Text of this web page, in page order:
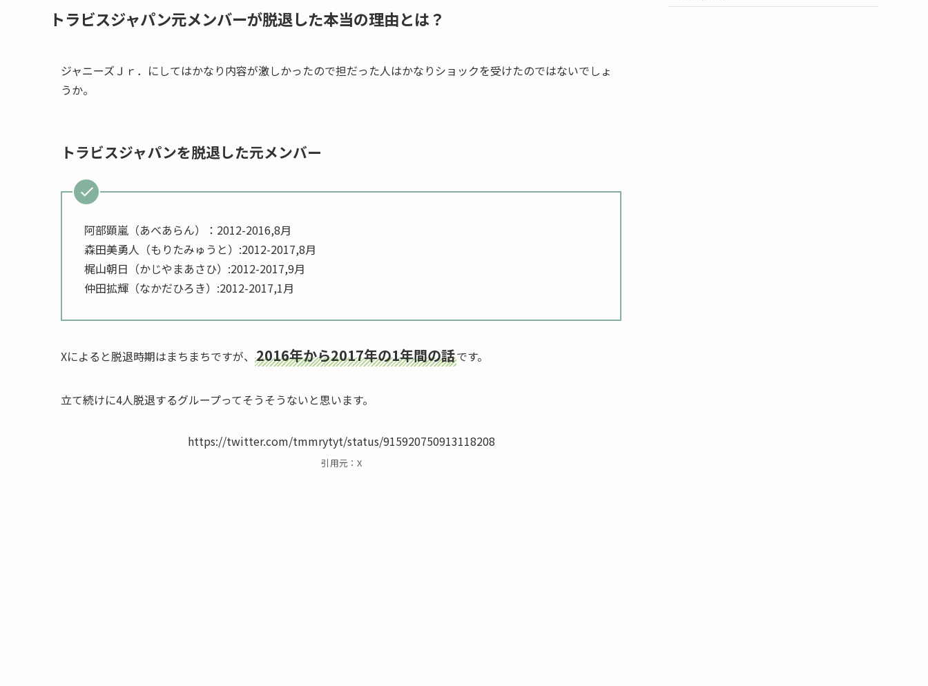
トラビスジャパン元メンバーが脱退した本当の理由とは？
ジャニーズＪｒ．にしてはかなり内容が激しかったので担だった人はかなりショックを受けたのではないでしょ
うか。
トラビスジャパンを脱退した元メンバー
阿部顕嵐（あべあらん）：2012-2016,8月
森田美勇人（もりたみゅうと）:2012-2017,8月
梶山朝日（かじやまあさひ）:2012-2017,9月
仲田拡輝（なかだひろき）:2012-2017,1月
Xによると脱退時期はまちまちですが、 2016年から2017年の1年間の話です。
立て続けに4人脱退するグループってそうそうないと思います。
https://twitter.com/tmmrytyt/status/915920750913118208
引用元：X